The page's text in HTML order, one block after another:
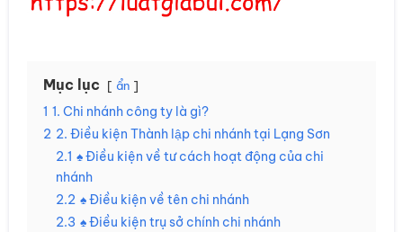
Mục lục ẩn
1 1. Chi nhánh công ty là gì?
2 2. Điều kiện Thành lập chi nhánh tại Lạng Sơn
2.1 ♠ Điều kiện về tư cách hoạt động của chi
nhánh
2.2 ♠ Điều kiện về tên chi nhánh
2.3 ♠ Điều kiện trụ sở chính chi nhánh